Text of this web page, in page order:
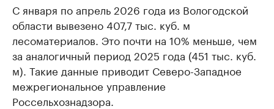
С января по апрель 2026 года из Вологодской
области вывезено 407,7 тыс. куб. м
лесоматериалов. Это почти на 10% меньше, чем
за аналогичный период 2025 года (451 тыс. куб.
м). Такие данные приводит Северо-Западное
межрегиональное управление
Россельхознадзора.